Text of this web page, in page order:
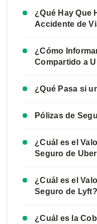
¿Qué Hay Que
Accidente de
¿Cómo
Compartido a
¿Qué Pasa si
Pólizas de
¿Cuál es el
Seguro de
¿Cuál es el
Seguro de Lyft?
¿Cuál es la